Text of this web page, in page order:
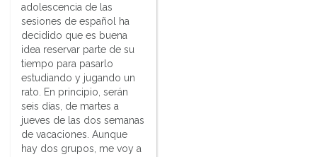
adolescencia de las
sesiones de español ha
decidido que es buena
idea reservar parte de su
tiempo para pasarlo
estudiando y jugando un
rato. En principio, serán
seis días, de martes a
jueves de las dos semanas
de vacaciones. Aunque
hay dos grupos, me voy a